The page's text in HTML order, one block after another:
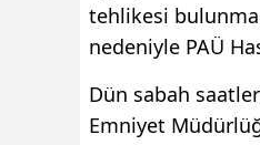
tehlikesi
nedeniyle PAÜ
Dün sabah
Emniyet